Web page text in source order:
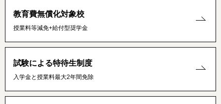
教育費無償化対象校
授業料等減免+給付型奨学金
試験による特待生制度
入学金と授業料最大2年間免除